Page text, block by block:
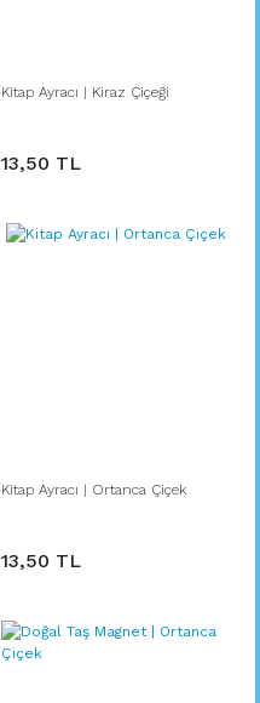
Kitap Ayracı | Kiraz Çiçeği
13,50 TL
Kitap Ayracı | Ortanca Çiçek
13,50 TL